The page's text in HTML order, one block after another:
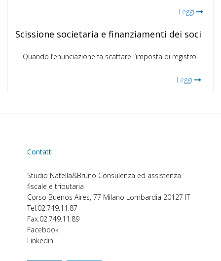
Leggi
Scissione societaria e finanziamenti dei soci
Quando l’enunciazione fa scattare l’imposta di registro
Leggi
Contatti
Studio Natella&Bruno Consulenza ed assistenza
fiscale e tributaria
Corso Buenos Aires, 77 Milano Lombardia 20127 IT
Tel.02.749.11.87
Fax.02.749.11.89
Facebook
Linkedin